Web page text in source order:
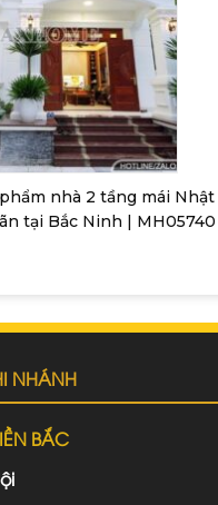
nhà 2 tầng mái
tại Bắc Ninh | MH05740
NHÁNH
BẮC